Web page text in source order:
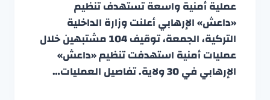
عملية أمنية واسعة تستهدف تنظيم
«داعش» الإرهابي أعلنت وزارة الداخلية
التركية، الجمعة، توقيف 104 مشتبهين خلال
عمليات أمنية استهدفت تنظيم «داعش»
الإرهابي في 30 ولاية. تفاصيل العمليات…